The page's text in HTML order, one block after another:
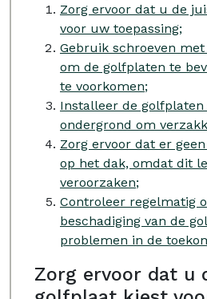
Zorg ervoor dat u de
voor uw toepassing;
Gebruik schroeven
om de golfplaten te
te voorkomen;
Installeer de golfplaten
ondergrond om
Zorg ervoor dat er
op het dak, omdat dit
veroorzaken;
Controleer regelmatig
beschadiging van de
problemen in de
Zorg ervoor dat u